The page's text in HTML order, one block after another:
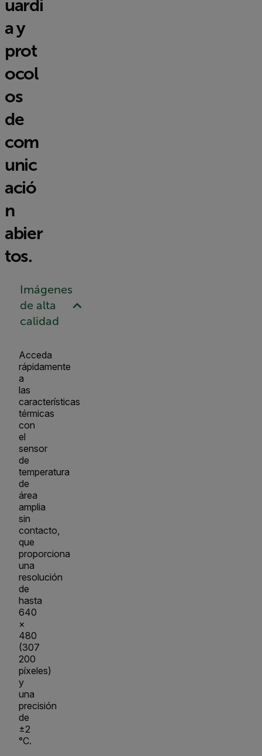
uardi
a y
prot
ocol
os
de
com
unic
ació
n
abier
tos.
Imágenes
de alta
calidad
Acceda
rápidamente
a
las
características
térmicas
con
el
sensor
de
temperatura
de
área
amplia
sin
contacto,
que
proporciona
una
resolución
de
hasta
640
×
480
(307
200
píxeles)
y
una
precisión
de
±2
°C.